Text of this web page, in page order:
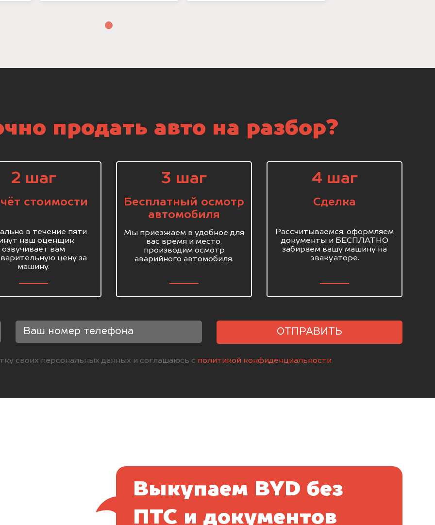
продать авто на разбор?
2 шаг
стоимости
в течение пяти
наш оценщик
озвучивает вам
цену за
машину.
3 шаг
Бесплатный осмотр
автомобиля
Мы приезжаем в удобное для
вас время и место,
производим осмотр
аварийного автомобиля.
4 шаг
Сделка
Рассчитываемся, оформляем
документы и БЕСПЛАТНО
забираем вашу машину на
эвакуаторе.
ОТПРАВИТЬ
своих персональных данных и соглашаюсь с политикой конфиденциальности
Выкупаем BYD без
ПТС и документов